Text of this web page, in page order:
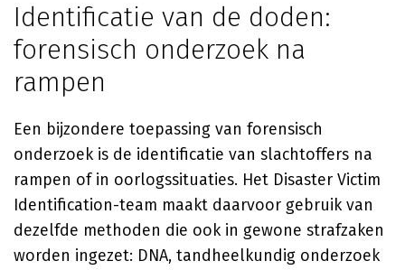
Identificatie van de doden:
forensisch onderzoek na
rampen
Een bijzondere toepassing van forensisch
onderzoek is de identificatie van slachtoffers na
rampen of in oorlogssituaties. Het Disaster Victim
Identification-team maakt daarvoor gebruik van
dezelfde methoden die ook in gewone strafzaken
worden ingezet: DNA, tandheelkundig onderzoek